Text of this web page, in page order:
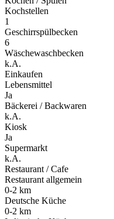
Kochstellen
1
Geschirrspülbecken
6
Wäschewaschbecken
k.A.
Einkaufen
Lebensmittel
Ja
Bäckerei / Backwaren
k.A.
Kiosk
Ja
Supermarkt
k.A.
Restaurant / Cafe
Restaurant allgemein
0-2 km
Deutsche Küche
0-2 km